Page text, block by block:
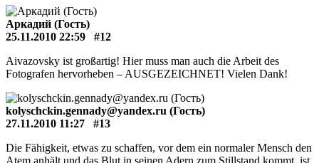
Аркадий (Гость)
25.11.2010 22:59
#12
Aivazovsky ist großartig! Hier muss man auch die Arbeit des
Fotografen hervorheben – AUSGEZEICHNET! Vielen Dank!
kolyschckin.gennady@yandex.ru (Гость)
27.11.2010 11:27
#13
Die Fähigkeit, etwas zu schaffen, vor dem ein normaler Mensch den
Atem anhält und das Blut in seinen Adern zum Stillstand kommt, ist